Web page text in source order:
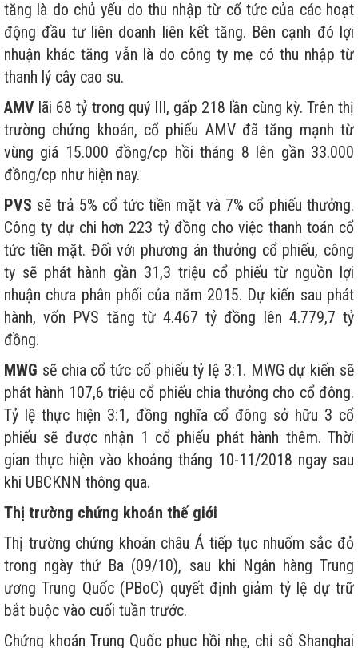
tăng là do chủ yếu do thu nhập từ cổ tức của các hoạt
động đầu tư liên doanh liên kết tăng. Bên cạnh đó lợi
nhuận khác tăng vẫn là do công ty mẹ có thu nhập từ
thanh lý cây cao su.
AMV lãi 68 tỷ trong quý III, gấp 218 lần cùng kỳ. Trên thị
trường chứng khoán, cổ phiếu AMV đã tăng mạnh từ
vùng giá 15.000 đồng/cp hồi tháng 8 lên gần 33.000
đồng/cp như hiện nay.
PVS sẽ trả 5% cổ tức tiền mặt và 7% cổ phiếu thưởng.
Công ty dự chi hơn 223 tỷ đồng cho việc thanh toán cổ
tức tiền mặt. Đối với phương án thưởng cổ phiếu, công
ty sẽ phát hành gần 31,3 triệu cổ phiếu từ nguồn lợi
nhuận chưa phân phối của năm 2015. Dự kiến sau phát
hành, vốn PVS tăng từ 4.467 tỷ đồng lên 4.779,7 tỷ
đồng.
MWG sẽ chia cổ tức cổ phiếu tỷ lệ 3:1. MWG dự kiến sẽ
phát hành 107,6 triệu cổ phiếu chia thưởng cho cổ đông.
Tỷ lệ thực hiện 3:1, đồng nghĩa cổ đông sở hữu 3 cổ
phiếu sẽ được nhận 1 cổ phiếu phát hành thêm. Thời
gian thực hiện vào khoảng tháng 10-11/2018 ngay sau
khi UBCKNN thông qua.
Thị trường chứng khoán thế giới
Thị trường chứng khoán châu Á tiếp tục nhuốm sắc đỏ
trong ngày thứ Ba (09/10), sau khi Ngân hàng Trung
ương Trung Quốc (PBoC) quyết định giảm tỷ lệ dự trữ
bắt buộc vào cuối tuần trước.
Chứng khoán Trung Quốc phục hồi nhẹ, chỉ số Shanghai